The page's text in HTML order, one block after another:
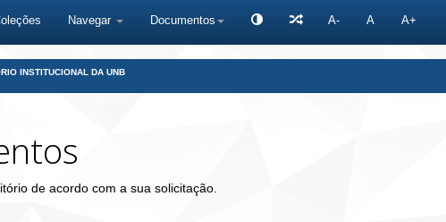
Navegar Documentos A- A A+
INSTITUCIONAL DA UNB
de acordo com a sua solicitação.